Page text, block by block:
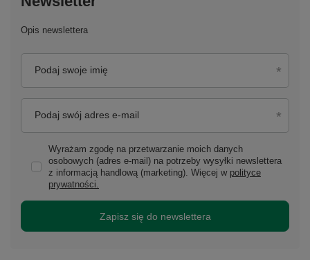
Opis newslettera
Podaj swoje imię
Podaj swój adres e-mail
Wyrażam zgodę na przetwarzanie moich danych
osobowych (adres e-mail) na potrzeby wysyłki newslettera
z informacją handlową (marketing). Więcej w polityce
prywatności.
Zapisz się do newslettera